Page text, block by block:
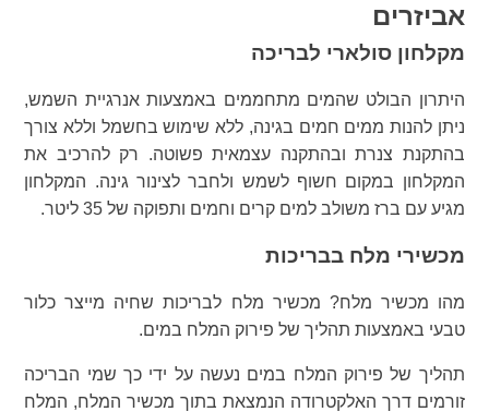
אביזרים
מקלחון סולארי לבריכה
היתרון הבולט שהמים מתחממים באמצעות אנרגיית השמש,
ניתן להנות ממים חמים בגינה, ללא שימוש בחשמל וללא צורך
בהתקנת צנרת ובהתקנה עצמאית פשוטה. רק להרכיב את
המקלחון במקום חשוף לשמש ולחבר לצינור גינה. המקלחון
מגיע עם ברז משולב למים קרים וחמים ותפוקה של 35 ליטר.
מכשירי מלח בבריכות
מהו מכשיר מלח? מכשיר מלח לבריכות שחיה מייצר כלור
טבעי באמצעות תהליך של פירוק המלח במים.
תהליך של פירוק המלח במים נעשה על ידי כך שמי הבריכה
זורמים דרך האלקטרודה הנמצאת בתוך מכשיר המלח, המלח